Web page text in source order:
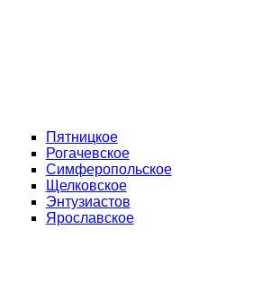
Пятницкое
Рогачевское
Симферопольское
Щелковское
Энтузиастов
Ярославское